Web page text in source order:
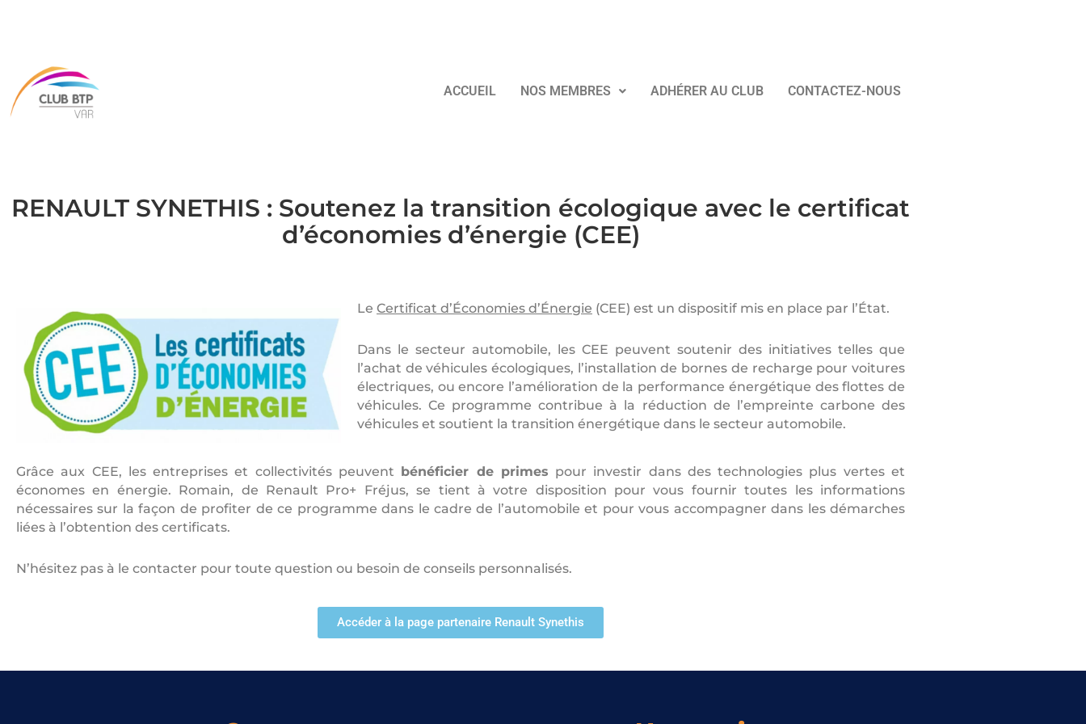
ACCUEIL NOS MEMBRES ADHÉRER AU CLUB CONTACTEZ-NOUS
RENAULT SYNETHIS : Soutenez la transition écologique avec le certificat
d’économies d’énergie (CEE)
Le Certificat d’Économies d’Énergie (CEE) est un dispositif mis en place par l’État.
Dans le secteur automobile, les CEE peuvent soutenir des initiatives telles que
l’achat de véhicules écologiques, l’installation de bornes de recharge pour voitures
électriques, ou encore l’amélioration de la performance énergétique des flottes de
véhicules. Ce programme contribue à la réduction de l’empreinte carbone des
véhicules et soutient la transition énergétique dans le secteur automobile.
Grâce aux CEE, les entreprises et collectivités peuvent bénéficier de primes pour investir dans des technologies plus vertes et
économes en énergie. Romain, de Renault Pro+ Fréjus, se tient à votre disposition pour vous fournir toutes les informations
nécessaires sur la façon de profiter de ce programme dans le cadre de l’automobile et pour vous accompagner dans les démarches
liées à l’obtention des certificats.
N’hésitez pas à le contacter pour toute question ou besoin de conseils personnalisés.
Accéder à la page partenaire Renault Synethis